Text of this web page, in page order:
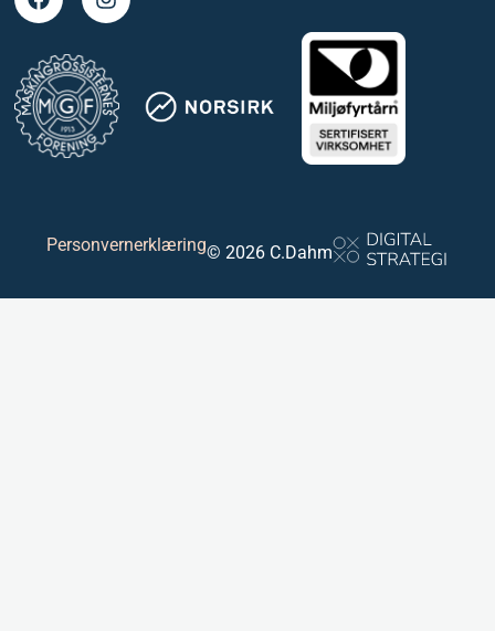
Personvernerklæring© 2026 C.Dahm